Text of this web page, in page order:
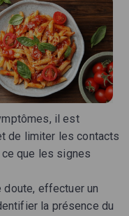
il est
de limiter les contacts
ce que les signes
doute, effectuer un
la présence du